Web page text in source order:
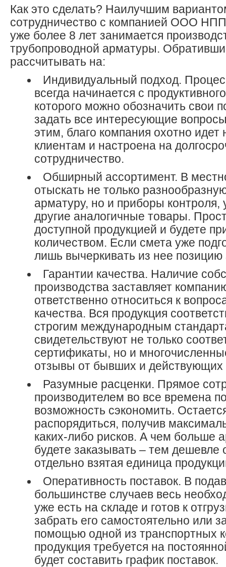
Как это сделать? Наилучшим
сотрудничество с компанией ООО
уже более 8 лет занимается
трубопроводной арматуры.
рассчитывать на:
Индивидуальный подход.
всегда начинается с
которого можно обозначить свои
задать все интересующие
этим, благо компания охотно идет
клиентам и настроена на
сотрудничество.
Обширный ассортимент. В
отыскать не только
арматуру, но и приборы контроля,
другие аналогичные товары.
доступной продукцией и будете
количеством. Если смета уже
лишь вычеркивать из нее позицию
Гарантии качества. Наличие
производства заставляет
ответственно относиться к
качества. Вся продукция
строгим международным
свидетельствуют не только
сертификаты, но и
отзывы от бывших и действующих
Разумные расценки. Прямое
производителем во все времена
возможность сэкономить.
распорядиться, получив
каких-либо рисков. А чем больше
будете заказывать – тем дешевле
отдельно взятая единица
Оперативность поставок. В
большинстве случаев весь
уже есть на складе и готов к
забрать его самостоятельно или
помощью одной из транспортных
продукция требуется на
будет составить график поставок.